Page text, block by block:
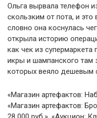
Ольга вырвала телефон
скользким от пота, и
словно она коснулась
открыла историю
как чек из
икры и шампанского там
которых веяло дешевым
«Магазин артефактов:
«Магазин артефактов: